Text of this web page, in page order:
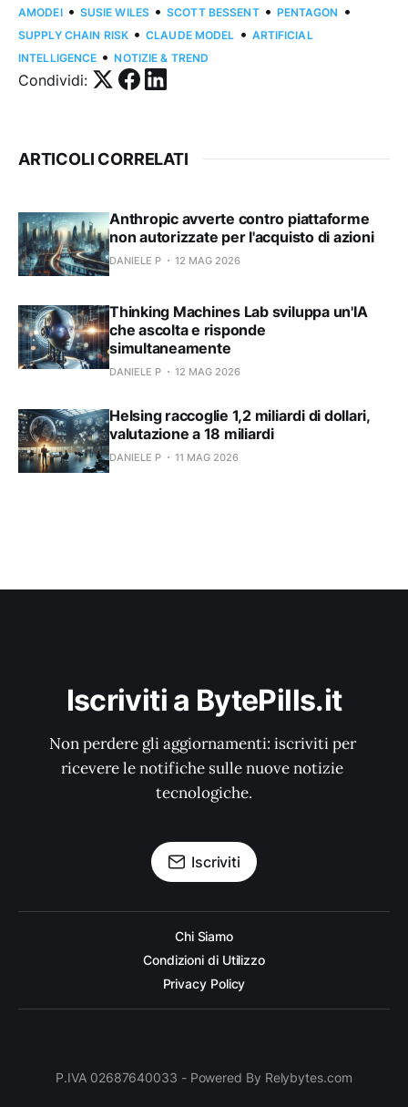
AMODEI • SUSIE WILES • SCOTT BESSENT • PENTAGON •
SUPPLY CHAIN RISK • CLAUDE MODEL • ARTIFICIAL
INTELLIGENCE • NOTIZIE & TREND
Condividi:
ARTICOLI CORRELATI
Anthropic avverte contro piattaforme
non autorizzate per l'acquisto di azioni
DANIELE P 12 MAG 2026
Thinking Machines Lab sviluppa un'IA
che ascolta e risponde
simultaneamente
DANIELE P 12 MAG 2026
Helsing raccoglie 1,2 miliardi di dollari,
valutazione a 18 miliardi
DANIELE P 11 MAG 2026
Iscriviti a BytePills.it
Non perdere gli aggiornamenti: iscriviti per
ricevere le notifiche sulle nuove notizie
tecnologiche.
Iscriviti
Chi Siamo
Condizioni di Utilizzo
Privacy Policy
P.IVA 02687640033 - Powered By Relybytes.com